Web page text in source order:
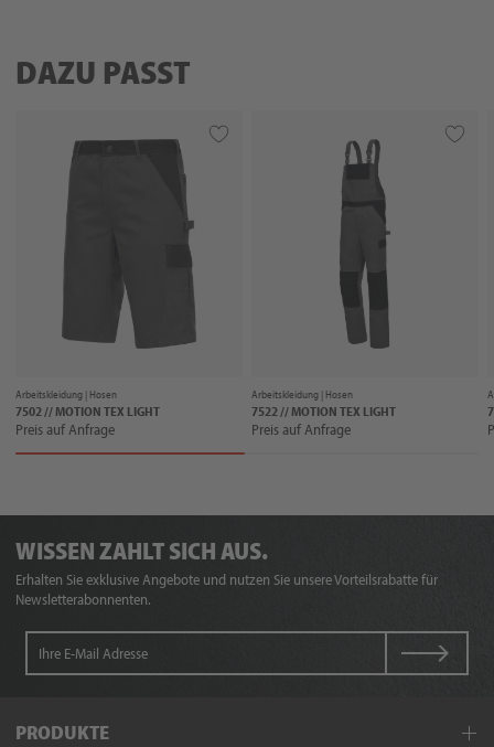
DAZU PASST
Arbeitskleidung | Hosen
7502 // MOTION TEX LIGHT
Preis auf Anfrage
Arbeitskleidung | Hosen
7522 // MOTION TEX LIGHT
Preis auf Anfrage
WISSEN ZAHLT SICH AUS.
Erhalten Sie exklusive Angebote und nutzen Sie unsere Vorteilsrabatte für
Newsletterabonnenten.
PRODUKTE